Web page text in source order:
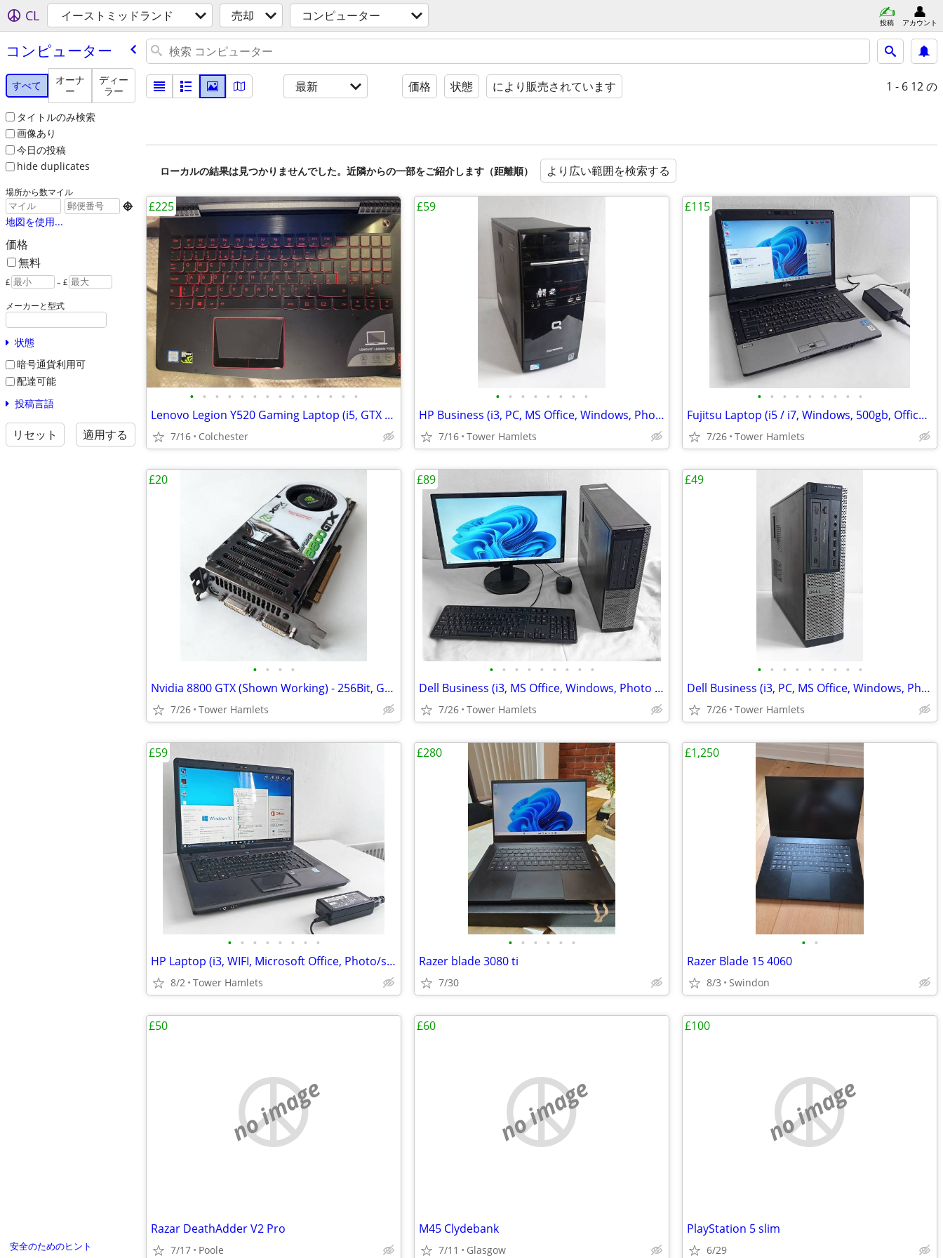
CL イーストミッドランド 売却 コンピューター 投稿 アカウント
コンピューター
すべて
オーナ
ー
ディー
ラー
タイトルのみ検索
画像あり
今日の投稿
hide duplicates
場所から数マイル

地図を使用...
価格
無料
£ – £
メーカーと型式
状態
暗号通貨利用可
配達可能
投稿言語
リセット 適用する
安全のためのヒント
最新 価格 状態 により販売されています 1 - 6 12 の
ローカルの結果は見つかりませんでした。近隣からの一部をご紹介します（距離順） より広い範囲を検索する
• • • • • • • • • • • • • •
Lenovo Legion Y520 Gaming Laptop (i5, GTX Graphics) - Great Condition
7/16 Colchester
£225
• • • • • • • •
HP Business (i3, PC, MS Office, Windows, Photo Editing, Computer
7/16 Tower Hamlets
£59
• • • • • • • • •
Fujitsu Laptop (i5 / i7, Windows, 500gb, Office 2021, Editing, PC
7/26 Tower Hamlets
£115
• • • •
Nvidia 8800 GTX (Shown Working) - 256Bit, Graphics Card, Retro
7/26 Tower Hamlets
£20
• • • • • • • • •
Dell Business (i3, MS Office, Windows, Photo Editing, Computer Set
7/26 Tower Hamlets
£89
• • • • • • • • •
Dell Business (i3, PC, MS Office, Windows, Photo Editing, Computer
7/26 Tower Hamlets
£49
• • • • • • • •
HP Laptop (i3, WIFI, Microsoft Office, Photo/shop, 15 Inch, Win 10, PC
8/2 Tower Hamlets
£59
• • • • • •
Razer blade 3080 ti
7/30
£280
• •
Razer Blade 15 4060
8/3 Swindon
£1,250
no image
Razar DeathAdder V2 Pro
7/17 Poole
£50
no image
M45 Clydebank
7/11 Glasgow
£60
no image
PlayStation 5 slim
6/29
£100